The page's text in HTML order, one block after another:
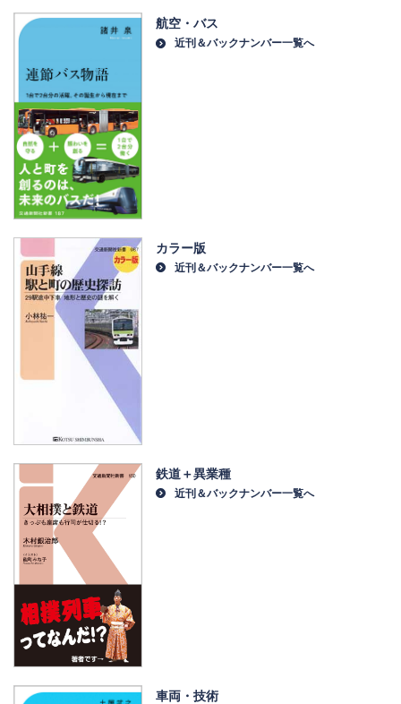
航空・バス
近刊＆バックナンバー一覧へ
カラー版
近刊＆バックナンバー一覧へ
鉄道＋異業種
近刊＆バックナンバー一覧へ
車両・技術